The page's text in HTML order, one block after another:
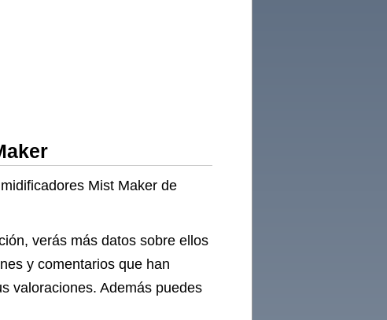
Mist Maker de
verás más datos sobre ellos
y comentarios que han
valoraciones. Además puedes